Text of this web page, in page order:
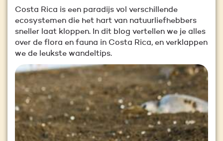
Costa Rica is een paradijs vol verschillende
ecosystemen die het hart van natuurliefhebbers
sneller laat kloppen. In dit blog vertellen we je alles
over de flora en fauna in Costa Rica, en verklappen
we de leukste wandeltips.